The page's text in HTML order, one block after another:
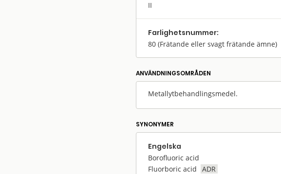
II
Farlighets­nummer:
80 (Frätande eller svagt frätande ämne)
ANVÄNDNINGS­OMRÅDEN
Metallytbehandlingsmedel.
SYNONYMER
Engelska
Borofluoric acid
Fluorboric acid
ADR